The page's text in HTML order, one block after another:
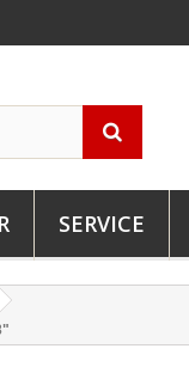
SERVICE